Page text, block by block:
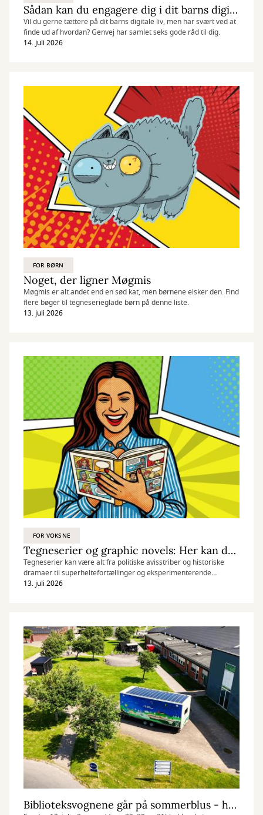
Sådan kan du engagere dig i dit barns digitale liv
Vil du gerne tættere på dit barns digitale liv, men har svært ved at
finde ud af hvordan? Genvej har samlet seks gode råd til dig.
14. juli 2026
FOR BØRN
Noget, der ligner Møgmis
Møgmis er alt andet end en sød kat, men børnene elsker den. Find
flere bøger til tegneserieglade børn på denne liste.
13. juli 2026
FOR VOKSNE
Tegneserier og graphic novels: Her kan du begynde
Tegneserier kan være alt fra politiske avisstriber og historiske
dramaer til superheltefortællinger og eksperimenterende
kunstværker. Find din næste tegnede læseoplevelse her.
13. juli 2026
Biblioteksvognene går på sommerblus - hvad betyder det for dig?